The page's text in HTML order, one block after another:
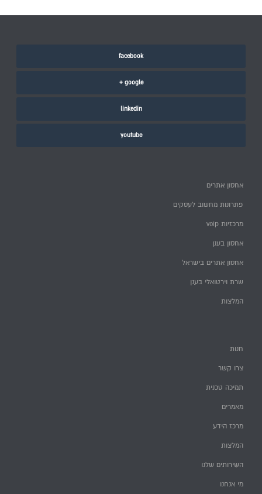
facebook
google +
linkedin
youtube
אחסון אתרים
פתרונות מחשוב לעסקים
מרכזיות voip
אחסון בענן
אחסון אתרים בישראל
שרת וירטואלי בענן
המלצות
חנות
צרו קשר
תמיכה טכנית
מאמרים
מרכז הידע
המלצות
השירותים שלנו
מי אנחנו